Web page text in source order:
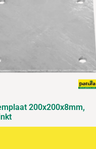
200x200x8mm,